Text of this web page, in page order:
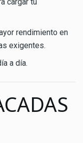
rendimiento en
exigentes.
a día.